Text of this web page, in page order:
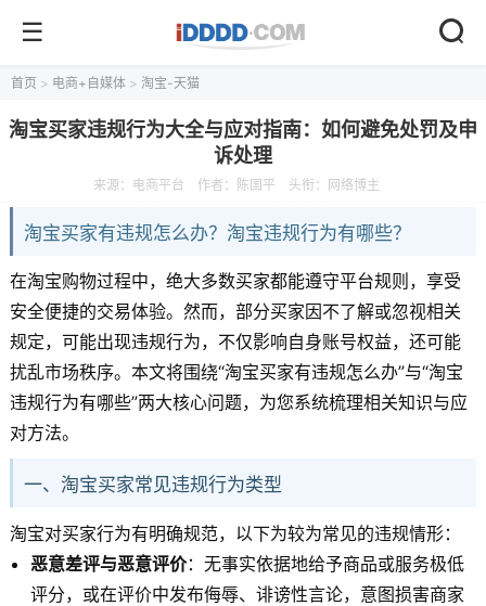
首页 > 电商+自媒体 > 淘宝-天猫
淘宝买家违规行为大全与应对指南：如何避免处罚及申
诉处理
来源：电商平台 作者：陈国平 头衔：网络博主
淘宝买家有违规怎么办？淘宝违规行为有哪些？
在淘宝购物过程中，绝大多数买家都能遵守平台规则，享受
安全便捷的交易体验。然而，部分买家因不了解或忽视相关
规定，可能出现违规行为，不仅影响自身账号权益，还可能
扰乱市场秩序。本文将围绕“淘宝买家有违规怎么办”与“淘宝
违规行为有哪些”两大核心问题，为您系统梳理相关知识与应
对方法。
一、淘宝买家常见违规行为类型
淘宝对买家行为有明确规范，以下为较为常见的违规情形：
恶意差评与恶意评价：无事实依据地给予商品或服务极低
评分，或在评价中发布侮辱、诽谤性言论，意图损害商家